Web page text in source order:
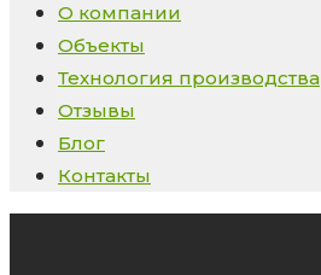
О компании
Объекты
Технология производства
Отзывы
Блог
Контакты